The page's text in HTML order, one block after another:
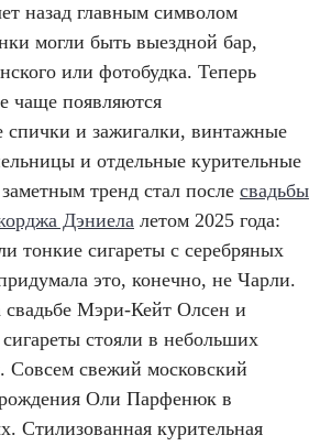
назад главным символом
могли быть выездной бар,
или фотобудка. Теперь
чаще появляются
спички и зажигалки, винтажные
и отдельные курительные
тренд стал после свадьбы
Дэниела летом 2025 года:
тонкие сигареты с серебряных
это, конечно, не Чарли.
Мэри-Кейт Олсен и
стояли в небольших
Совсем свежий московский
Оли Парфенюк в
Стилизованная курительная